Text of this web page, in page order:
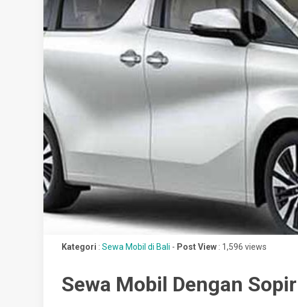
Kategori : Sewa Mobil di Bali - Post View : 1,596 views
Sewa Mobil Dengan